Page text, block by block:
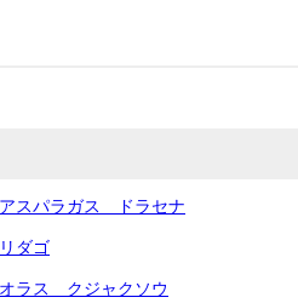
スパラガス ドラセナ
ダゴ
ラス クジャクソウ